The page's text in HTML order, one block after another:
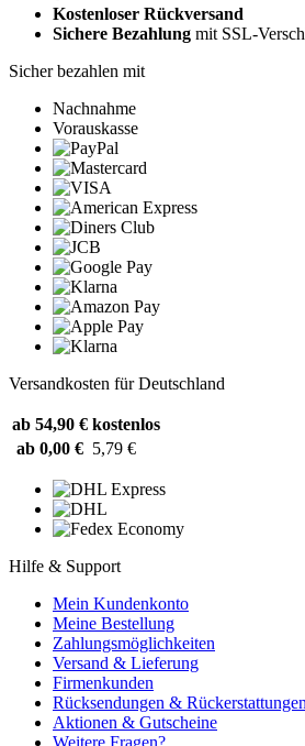
Kostenloser Rückversand
Sichere Bezahlung mit SSL-
Sicher bezahlen mit
Nachnahme
Vorauskasse
Versandkosten für Deutschland
ab 54,90 € kostenlos
ab 0,00 € 5,79 €
Hilfe & Support
Mein Kundenkonto
Meine Bestellung
Zahlungsmöglichkeiten
Versand & Lieferung
Firmenkunden
Rücksendungen & Rückerstattungen
Aktionen & Gutscheine
Weitere Fragen?